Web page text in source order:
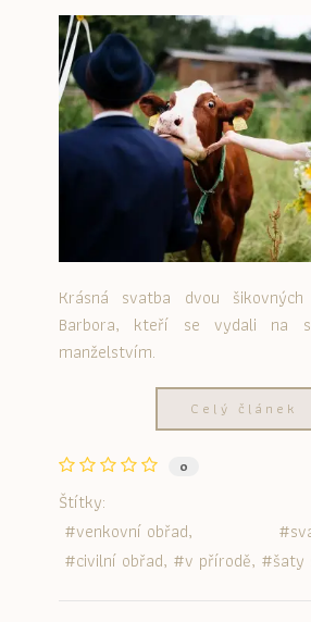
Krásná svatba dvou
Barbora, kteří se vydali na
manželstvím.
Celý článek
0
Štítky:
venkovní obřad
civilní obřad
v přírodě šaty